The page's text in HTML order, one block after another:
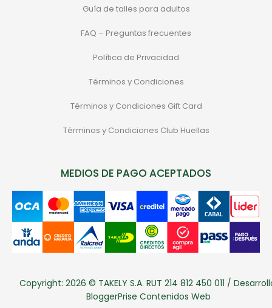
Guía de talles para adultos
FAQ – Preguntas frecuentes
Política de Privacidad
Términos y Condiciones
Términos y Condiciones Gift Card
Términos y Condiciones Club Huellas
MEDIOS DE PAGO ACEPTADOS
Copyright: 2026 © TAKELY S.A. RUT 214 812 450 011 /
BloggerPrise Contenidos Web